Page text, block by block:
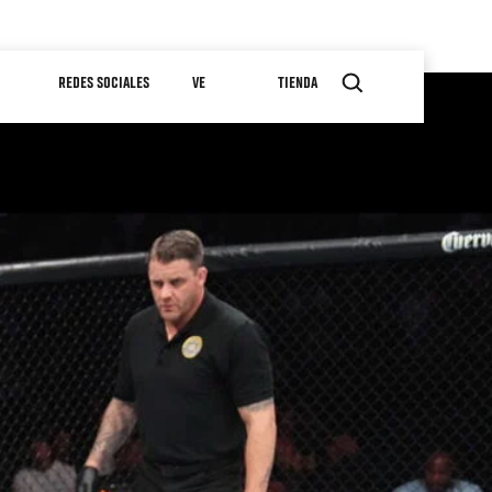
REDES SOCIALES VE TIENDA